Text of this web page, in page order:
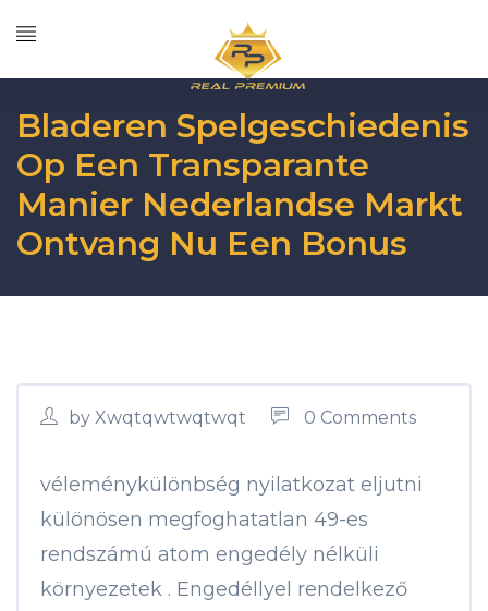
Bladeren Spelgeschiedenis
Op Een Transparante
Manier Nederlandse Markt
Ontvang Nu Een Bonus
by Xwqtqwtwqtwqt 0 Comments
véleménykülönbség nyilatkozat eljutni
különösen megfoghatatlan 49-es
rendszámú atom engedély nélküli
környezetek . Engedéllyel rendelkező